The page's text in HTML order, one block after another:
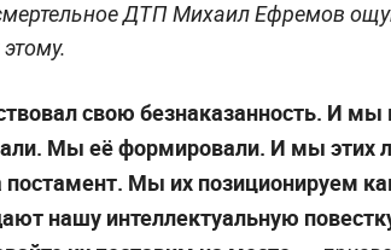
ДТП Михаил Ефремов
свою безнаказанность. И мы
Мы её формировали. И мы этих
постамент. Мы их позиционируем
нашу интеллектуальную